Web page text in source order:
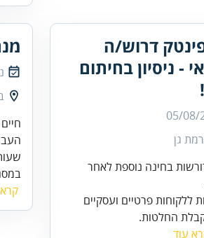
דרוש/ה
ניסיון בחיתום
05/08/
גן
בחינה נוספת לאחר
החלטות.
עוד